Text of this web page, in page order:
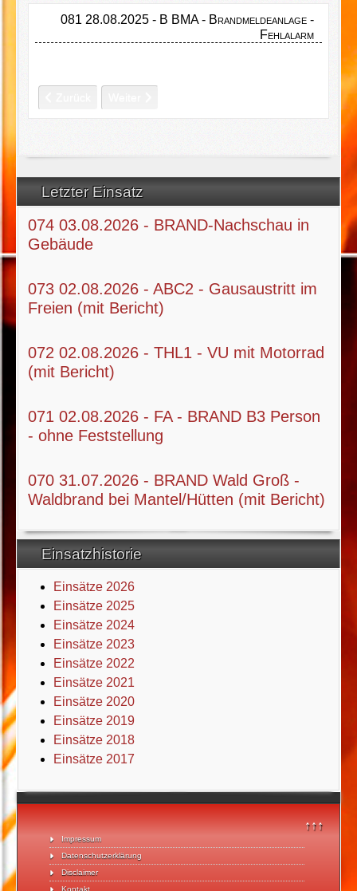
↑↑↑
Impressum
Datenschutzerklärung
Disclaimer
Kontakt
Letzter Einsatz
074 03.08.2026 - BRAND-Nachschau in
Gebäude
073 02.08.2026 - ABC2 - Gausaustritt im
Freien (mit Bericht)
072 02.08.2026 - THL1 - VU mit Motorrad
(mit Bericht)
071 02.08.2026 - FA - BRAND B3 Person
- ohne Feststellung
070 31.07.2026 - BRAND Wald Groß -
Waldbrand bei Mantel/Hütten (mit Bericht)
Einsatzhistorie
Einsätze 2026
Einsätze 2025
Einsätze 2024
Einsätze 2023
Einsätze 2022
Einsätze 2021
Einsätze 2020
Einsätze 2019
Einsätze 2018
Einsätze 2017
081 28.08.2025 - B BMA - Brandmeldeanlage -
Fehlalarm
Vorheriger Beitrag: 082 29.08.2025 - BRAND B4 - Brand
Nächster Beitrag: 080 27.08.2025 - ABC